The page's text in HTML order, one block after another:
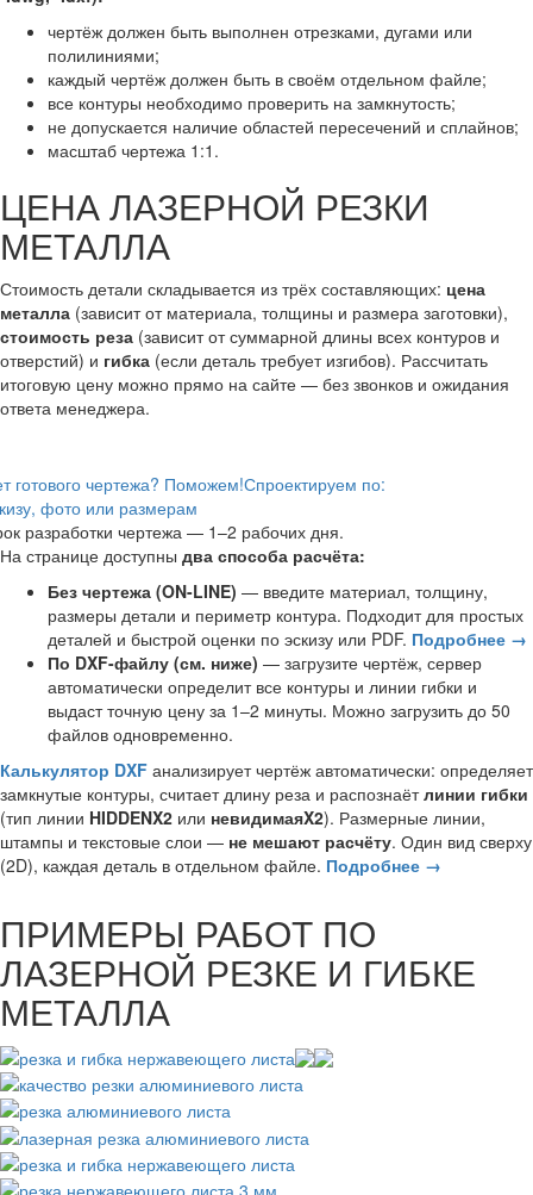
чертёж должен быть выполнен отрезками, дугами или
полилиниями;
каждый чертёж должен быть в своём отдельном файле;
все контуры необходимо проверить на замкнутость;
не допускается наличие областей пересечений и сплайнов;
масштаб чертежа 1:1.
ЦЕНА ЛАЗЕРНОЙ РЕЗКИ
МЕТАЛЛА
Стоимость детали складывается из трёх составляющих: цена
металла (зависит от материала, толщины и размера заготовки),
стоимость реза (зависит от суммарной длины всех контуров и
отверстий) и гибка (если деталь требует изгибов). Рассчитать
итоговую цену можно прямо на сайте — без звонков и ожидания
ответа менеджера.
готового чертежа? Поможем!Спроектируем по:
фото или размерам
разработки чертежа — 1–2 рабочих дня.
На странице доступны два способа расчёта:
Без чертежа (ON-LINE) — введите материал, толщину,
размеры детали и периметр контура. Подходит для простых
деталей и быстрой оценки по эскизу или PDF. Подробнее →
По DXF-файлу (см. ниже) — загрузите чертёж, сервер
автоматически определит все контуры и линии гибки и
выдаст точную цену за 1–2 минуты. Можно загрузить до 50
файлов одновременно.
Калькулятор DXF анализирует чертёж автоматически: определяет
замкнутые контуры, считает длину реза и распознаётлинии гибки
(тип линии HIDDENX2 или невидимаяX2). Размерные линии,
штампы и текстовые слои — не мешают расчёту. Один вид сверху
(2D), каждая деталь в отдельном файле. Подробнее →
ПРИМЕРЫ РАБОТ ПО
ЛАЗЕРНОЙ РЕЗКЕ И ГИБКЕ
МЕТАЛЛА